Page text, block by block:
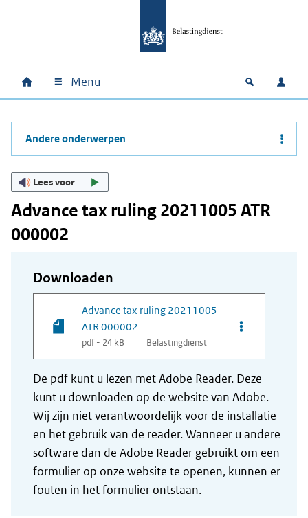
Hoofdnavigatie
Home Menu Open
Andere onderwerpen
Lees voor
Advance tax ruling 20211005 ATR
000002
Downloaden
Advance tax ruling 20211005
ATR 000002
pdf - 24 kB Belastingdienst
Opties van
De pdf kunt u lezen met Adobe Reader. Deze
kunt u downloaden op de website van Adobe.
Wij zijn niet verantwoordelijk voor de installatie
en het gebruik van de reader. Wanneer u andere
software dan de Adobe Reader gebruikt om een
formulier op onze website te openen, kunnen er
fouten in het formulier ontstaan.